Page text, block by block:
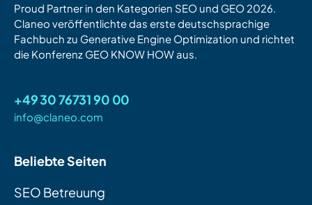
Proud Partner in den Kategorien SEO und GEO 2026.
Claneo veröffentlichte das erste deutschsprachige
Fachbuch zu Generative Engine Optimization und richtet
die Konferenz GEO KNOW HOW aus.
+49 30 76731 90 00
info@claneo.com
Beliebte Seiten
SEO Betreuung